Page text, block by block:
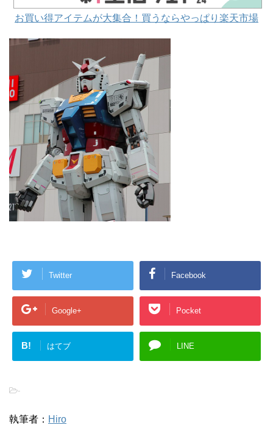
お買い得アイテムが大集合！買うならやっぱり楽天市場
Twitter Facebook
Google+ Pocket
B! はてブ LINE
-
執筆者： Hiro